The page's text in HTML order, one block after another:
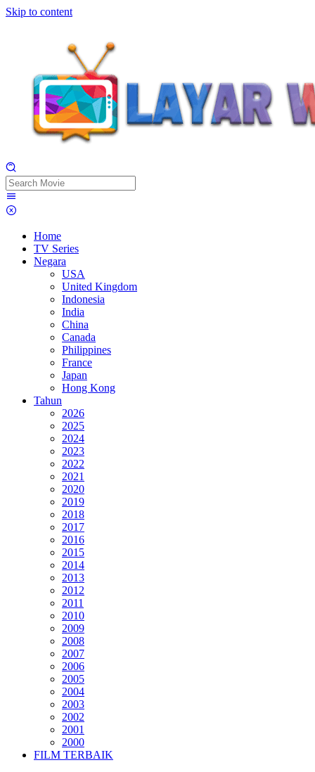
Skip to content
Home
TV Series
Negara
USA
United Kingdom
Indonesia
India
China
Canada
Philippines
France
Japan
Hong Kong
Tahun
2026
2025
2024
2023
2022
2021
2020
2019
2018
2017
2016
2015
2014
2013
2012
2011
2010
2009
2008
2007
2006
2005
2004
2003
2002
2001
2000
FILM TERBAIK